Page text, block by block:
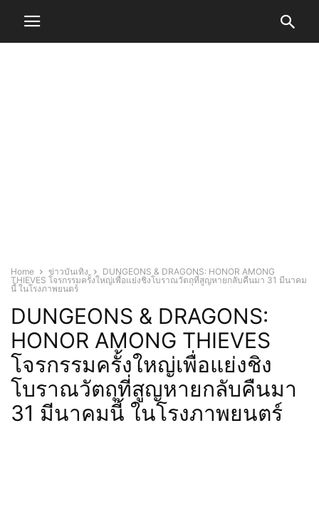
Home ข่าวบันเทิง
DUNGEONS & DRAGONS: HONOR AMONG
THIEVES โจรกรรมครั้งใหญ่เพื่อแย่งชิงโบราณวัตถุที่สูญหายกลับคืนมา 31 มีนาคม
นี้ ในโรงภาพยนตร์
DUNGEONS & DRAGONS:
HONOR AMONG THIEVES
โจรกรรมครั้งใหญ่เพื่อแย่งชิง
โบราณวัตถุที่สูญหายกลับคืนมา
31 มีนาคมนี้ ในโรงภาพยนตร์